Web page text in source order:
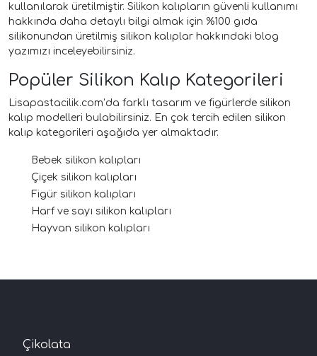
kullanılarak üretilmiştir. Silikon kalıpların güvenli kullanımı
hakkında daha detaylı bilgi almak için %100 gıda
silikonundan üretilmiş silikon kalıplar hakkındaki blog
yazımızı inceleyebilirsiniz.
Popüler Silikon Kalıp Kategorileri
Lisapastacilik.com’da farklı tasarım ve figürlerde silikon
kalıp modelleri bulabilirsiniz. En çok tercih edilen silikon
kalıp kategorileri aşağıda yer almaktadır.
Bebek silikon kalıpları
Çiçek silikon kalıpları
Figür silikon kalıpları
Harf ve sayı silikon kalıpları
Hayvan silikon kalıpları
Çikolata